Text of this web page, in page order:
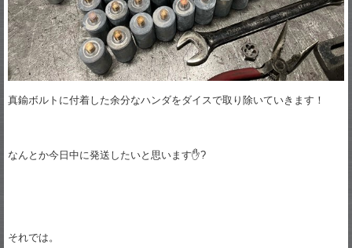
真鍮ボルトに付着した余分なハンダをダイスで取り除いていきます！
なんとか今日中に発送したいと思います✋?
それでは。